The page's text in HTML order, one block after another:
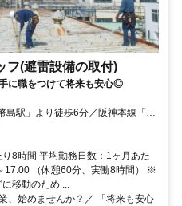
フ(避雷設備の取付)
に職をつけて将来も安心◎
島駅」より徒歩6分／阪神本線「千
8時間 平均勤務日数：1ヶ月あた
17:00 （休憩60分、実働8時間） ※
移動のため ...
、始めませんか？／ 「将来も安心